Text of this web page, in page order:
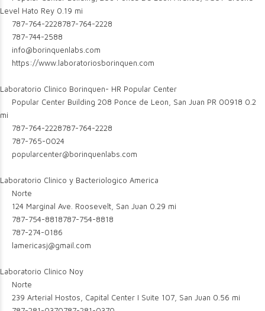
Level Hato Rey 0.19 mi
787-764-2228787-764-2228
787-744-2588
info@borinquenlabs.com
https://www.laboratoriosborinquen.com
Laboratorio Clinico Borinquen- HR Popular Center
Popular Center Building 208 Ponce de Leon, San Juan PR 00918 0.2
mi
787-764-2228787-764-2228
787-765-0024
popularcenter@borinquenlabs.com
Laboratorio Clinico y Bacteriologico America
Norte
124 Marginal Ave. Roosevelt, San Juan 0.29 mi
787-754-8818787-754-8818
787-274-0186
lamericasj@gmail.com
Laboratorio Clinico Noy
Norte
239 Arterial Hostos, Capital Center I Suite 107, San Juan 0.56 mi